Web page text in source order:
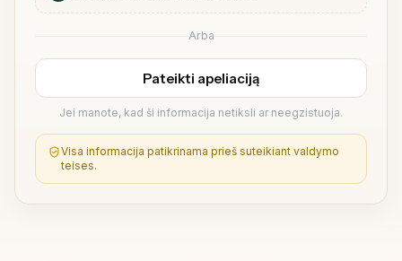
Arba
Pateikti apeliaciją
Jei manote, kad ši informacija netiksli ar neegzistuoja.
Visa informacija patikrinama prieš suteikiant valdymo
teises.